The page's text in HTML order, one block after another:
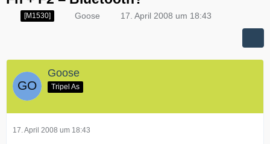
[M1530] Goose 17. April 2008 um 18:43
Goose
Tripel As
17. April 2008 um 18:43